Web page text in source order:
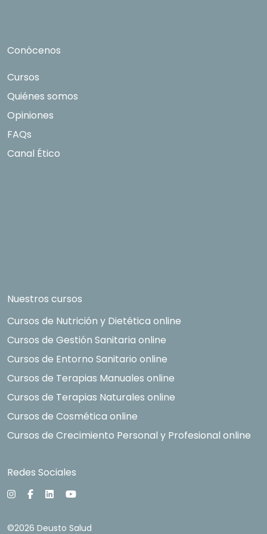
Conócenos
Cursos
Quiénes somos
Opiniones
FAQs
Canal Ético
Nuestros cursos
Cursos de Nutrición y Dietética online
Cursos de Gestión Sanitaria online
Cursos de Entorno Sanitario online
Cursos de Terapias Manuales online
Cursos de Terapias Naturales online
Cursos de Cosmética online
Cursos de Crecimiento Personal y Profesional online
Redes Sociales
©2026 Deusto Salud